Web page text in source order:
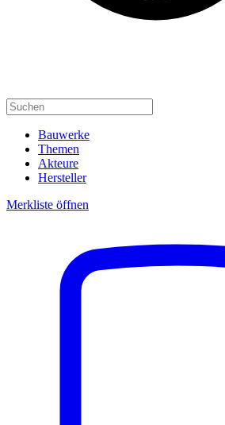
Bauwerke
Themen
Akteure
Hersteller
Merkliste öffnen